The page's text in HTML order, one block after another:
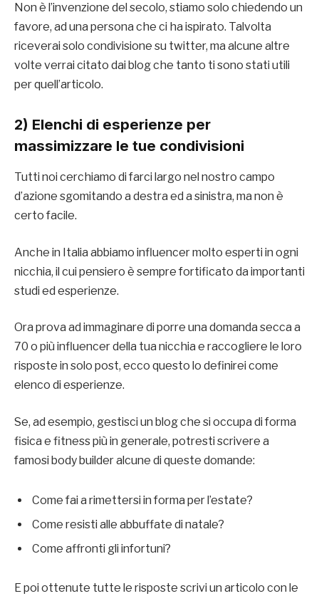
Non è l’invenzione del secolo, stiamo solo chiedendo un
favore, ad una persona che ci ha ispirato. Talvolta
riceverai solo condivisione su twitter, ma alcune altre
volte verrai citato dai blog che tanto ti sono stati utili
per quell’articolo.
2) Elenchi di esperienze per
massimizzare le tue condivisioni
Tutti noi cerchiamo di farci largo nel nostro campo
d’azione sgomitando a destra ed a sinistra, ma non è
certo facile.
Anche in Italia abbiamo influencer molto esperti in ogni
nicchia, il cui pensiero è sempre fortificato da importanti
studi ed esperienze.
Ora prova ad immaginare di porre una domanda secca a
70 o più influencer della tua nicchia e raccogliere le loro
risposte in solo post, ecco questo lo definirei come
elenco di esperienze.
Se, ad esempio, gestisci un blog che si occupa di forma
fisica e fitness più in generale, potresti scrivere a
famosi body builder alcune di queste domande:
Come fai a rimettersi in forma per l’estate?
Come resisti alle abbuffate di natale?
Come affronti gli infortuni?
E poi ottenute tutte le risposte scrivi un articolo con le